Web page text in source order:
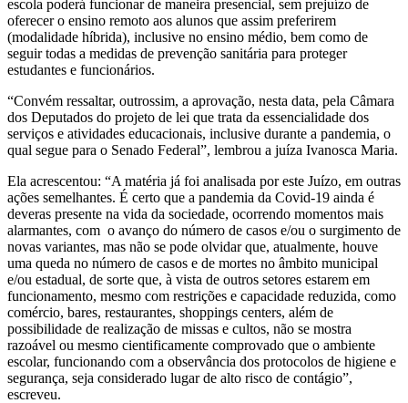
escola poderá funcionar de maneira presencial, sem prejuízo de
oferecer o ensino remoto aos alunos que assim preferirem
(modalidade híbrida), inclusive no ensino médio, bem como de
seguir todas a medidas de prevenção sanitária para proteger
estudantes e funcionários.
“Convém ressaltar, outrossim, a aprovação, nesta data, pela Câmara
dos Deputados do projeto de lei que trata da essencialidade dos
serviços e atividades educacionais, inclusive durante a pandemia, o
qual segue para o Senado Federal”, lembrou a juíza Ivanosca Maria.
Ela acrescentou: “A matéria já foi analisada por este Juízo, em outras
ações semelhantes. É certo que a pandemia da Covid-19 ainda é
deveras presente na vida da sociedade, ocorrendo momentos mais
alarmantes, com o avanço do número de casos e/ou o surgimento de
novas variantes, mas não se pode olvidar que, atualmente, houve
uma queda no número de casos e de mortes no âmbito municipal
e/ou estadual, de sorte que, à vista de outros setores estarem em
funcionamento, mesmo com restrições e capacidade reduzida, como
comércio, bares, restaurantes, shoppings centers, além de
possibilidade de realização de missas e cultos, não se mostra
razoável ou mesmo cientificamente comprovado que o ambiente
escolar, funcionando com a observância dos protocolos de higiene e
segurança, seja considerado lugar de alto risco de contágio”,
escreveu.